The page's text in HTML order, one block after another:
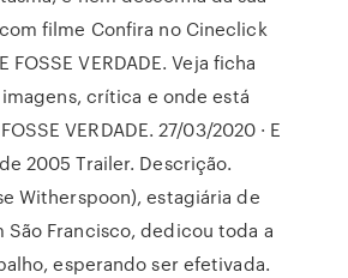
filme Confira no Cineclick
FOSSE VERDADE. Veja ficha
crítica e onde está
VERDADE. 27/03/2020 · E
‪2005 Trailer. Descrição.
Witherspoon), estagiária de
São Francisco, dedicou toda a
esperando ser efetivada.